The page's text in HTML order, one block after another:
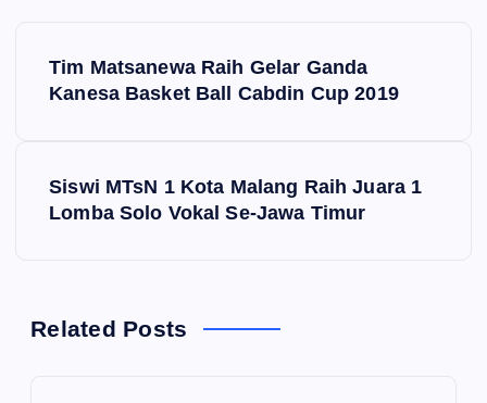
a
Tim Matsanewa Raih Gelar Ganda
Kanesa Basket Ball Cabdin Cup 2019
Siswi MTsN 1 Kota Malang Raih Juara 1
Lomba Solo Vokal Se-Jawa Timur
Related Posts